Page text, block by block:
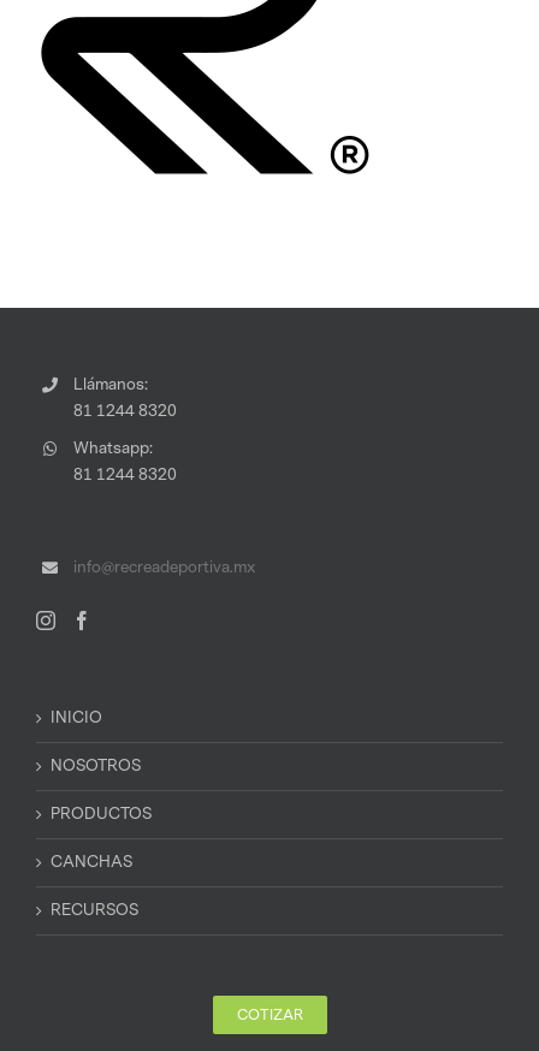
Llámanos:
81 1244 8320
Whatsapp:
81 1244 8320
info@recreadeportiva.mx
INICIO
NOSOTROS
PRODUCTOS
CANCHAS
RECURSOS
COTIZAR